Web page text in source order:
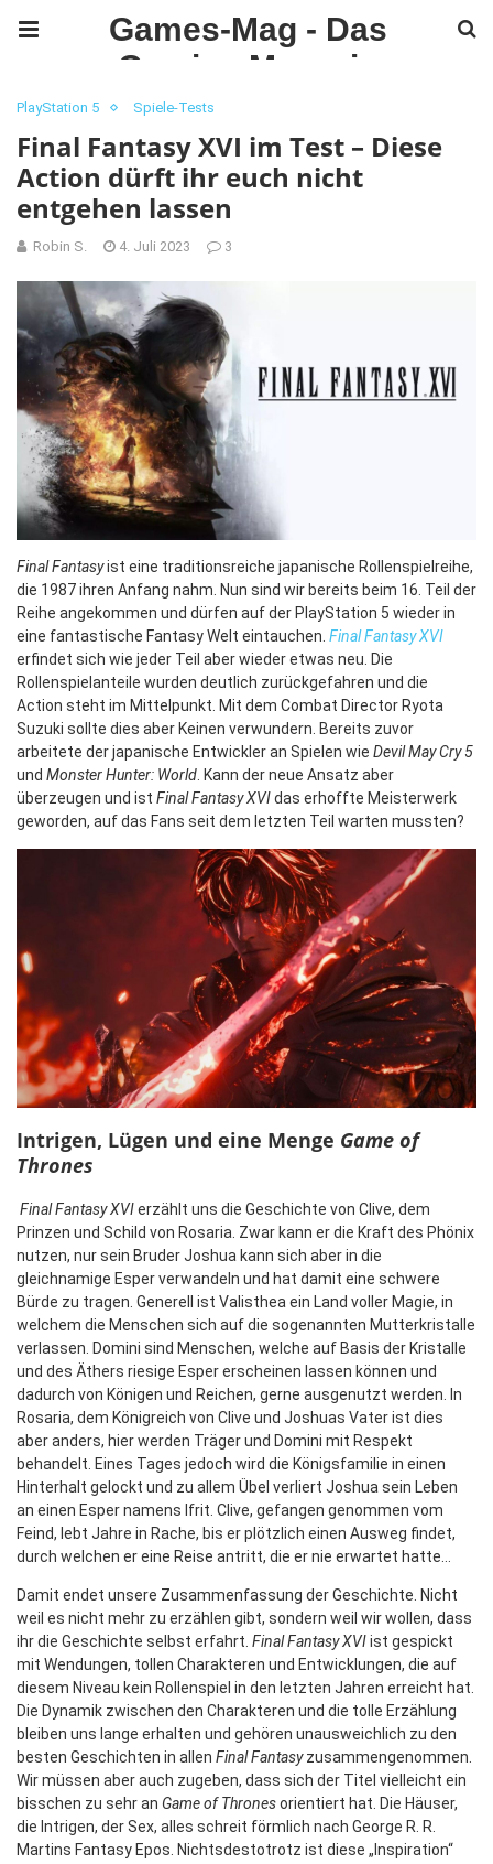
Games-Mag - Das
Gaming Magazin
PlayStation 5 Spiele-Tests
Final Fantasy XVI im Test – Diese
Action dürft ihr euch nicht
entgehen lassen
Robin S. 4. Juli 2023 3
Final Fantasyist eine traditionsreiche japanische Rollenspielreihe,
die 1987 ihren Anfang nahm. Nun sind wir bereits beim 16. Teil der
Reihe angekommen und dürfen auf der PlayStation 5 wieder in
eine fantastische Fantasy Welt eintauchen. Final Fantasy XVI
erfindet sich wie jeder Teil aber wieder etwas neu. Die
Rollenspielanteile wurden deutlich zurückgefahren und die
Action steht im Mittelpunkt. Mit dem Combat Director Ryota
Suzuki sollte dies aber Keinen verwundern. Bereits zuvor
arbeitete der japanische Entwickler an Spielen wie Devil May Cry 5
und Monster Hunter: World . Kann der neue Ansatz aber
überzeugen und ist Final Fantasy XVIdas erhoffte Meisterwerk
geworden, auf das Fans seit dem letzten Teil warten mussten?
Intrigen, Lügen und eine Menge Game of
Thrones
Final Fantasy XVIerzählt uns die Geschichte von Clive, dem
Prinzen und Schild von Rosaria. Zwar kann er die Kraft des Phönix
nutzen, nur sein Bruder Joshua kann sich aber in die
gleichnamige Esper verwandeln und hat damit eine schwere
Bürde zu tragen. Generell ist Valisthea ein Land voller Magie, in
welchem die Menschen sich auf die sogenannten Mutterkristalle
verlassen. Domini sind Menschen, welche auf Basis der Kristalle
und des Äthers riesige Esper erscheinen lassen können und
dadurch von Königen und Reichen, gerne ausgenutzt werden. In
Rosaria, dem Königreich von Clive und Joshuas Vater ist dies
aber anders, hier werden Träger und Domini mit Respekt
behandelt. Eines Tages jedoch wird die Königsfamilie in einen
Hinterhalt gelockt und zu allem Übel verliert Joshua sein Leben
an einen Esper namens Ifrit. Clive, gefangen genommen vom
Feind, lebt Jahre in Rache, bis er plötzlich einen Ausweg findet,
durch welchen er eine Reise antritt, die er nie erwartet hatte…
Damit endet unsere Zusammenfassung der Geschichte. Nicht
weil es nicht mehr zu erzählen gibt, sondern weil wir wollen, dass
ihr die Geschichte selbst erfahrt. Final Fantasy XVIist gespickt
mit Wendungen, tollen Charakteren und Entwicklungen, die auf
diesem Niveau kein Rollenspiel in den letzten Jahren erreicht hat.
Die Dynamik zwischen den Charakteren und die tolle Erzählung
bleiben uns lange erhalten und gehören unausweichlich zu den
besten Geschichten in allen Final Fantasyzusammengenommen.
Wir müssen aber auch zugeben, dass sich der Titel vielleicht ein
bisschen zu sehr an Game of Thronesorientiert hat. Die Häuser,
die Intrigen, der Sex, alles schreit förmlich nach George R. R.
Martins Fantasy Epos. Nichtsdestotrotz ist diese „Inspiration“